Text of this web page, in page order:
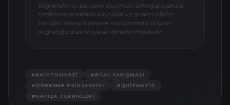
Bilgilendirme: Bu içerik QuizMatic editoryal kadrosu
tarafından akademik kaynaklar ve güncel eğitim
trendleri referans alınarak hazırlanmıştır. Bilginin
doğruluğu düzenli olarak denetlenmektedir.
# KRIPTOMNEZI # BILGI YARIŞMASI
# ÖĞRENME PSIKOLOJISI # QUIZMATIC
# HAFIZA TEKNIKLERI